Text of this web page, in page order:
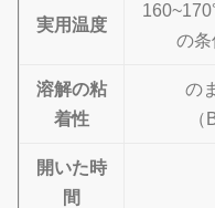
実用温度
の条
溶解の粘
着性
の
開いた時
間